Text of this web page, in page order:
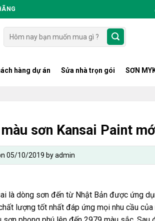
Tìm
kiếm:
hàng dự án Sửa nhà trọn gói SƠN
màu sơn Kansai Paint
05/10/2019 byadmin
là dòng sơn đến từ Nhật Bản được ứng
lượng tốt nhất đáp ứng mọi nhu cầu